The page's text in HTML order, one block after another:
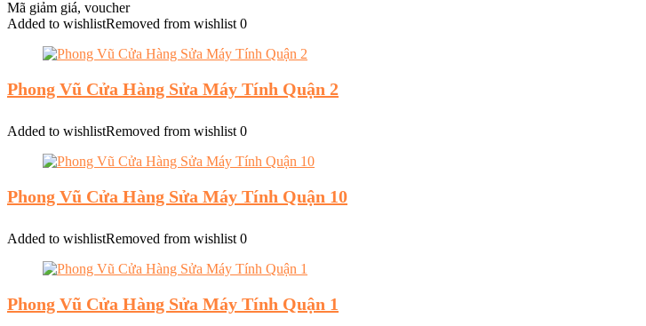
Mã giảm giá, voucher
Added to wishlistRemoved from wishlist 0
Phong Vũ Cửa Hàng Sửa Máy Tính Quận 2
Added to wishlistRemoved from wishlist 0
Phong Vũ Cửa Hàng Sửa Máy Tính Quận 10
Added to wishlistRemoved from wishlist 0
Phong Vũ Cửa Hàng Sửa Máy Tính Quận 1